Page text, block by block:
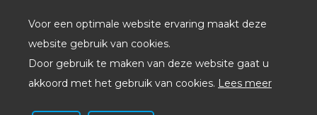
Voor een optimale website ervaring maakt deze
website gebruik van cookies.
Door gebruik te maken van deze website gaat u
akkoord met het gebruik van cookies. Lees meer